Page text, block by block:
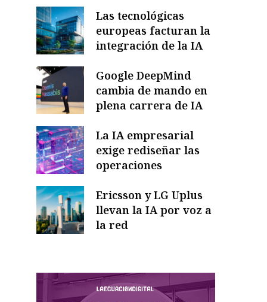
Las tecnológicas
europeas facturan la
integración de la IA
Google DeepMind
cambia de mando en
plena carrera de IA
La IA empresarial
exige rediseñar las
operaciones
Ericsson y LG Uplus
llevan la IA por voz a
la red